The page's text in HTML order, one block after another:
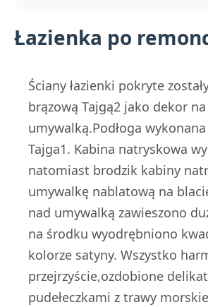
Łazienka po
Ściany łazienki pokryte
brązową Tajgą2 jako dekor
umywalką.Podłoga
Tajga1. Kabina natryskowa
natomiast brodzik kabiny
umywalkę nablatową na
nad umywalką zawieszono
na środku wyodrębniono
kolorze satyny. Wszystko
przejrzyście,ozdobione
pudełeczkami z trawy